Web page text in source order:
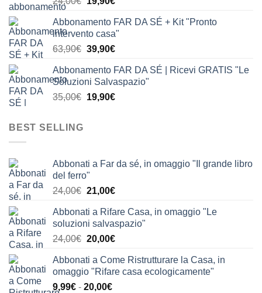
originale
era:
24,00€.
attuale
è:
19,90€.
Abbonamento FAR DA SÉ + Kit "Pronto
intervento casa"
63,90€ Il
originale
era:
63,90€.
39,90€Il
attuale
è:
39,90€.
Abbonamento FAR DA SÉ | Ricevi GRATIS "Le
Soluzioni Salvaspazio"
35,00€ Il
19,90€Il
BEST SELLING
Abbonati a Far da sé, in omaggio "Il grande libro
del ferro"
24,00€ Il
originale
era:
24,00€.
21,00€Il
attuale
è:
21,00€.
Abbonati a Rifare Casa, in omaggio "Le
soluzioni salvaspazio"
24,00€ Il
originale
era:
24,00€.
20,00€Il
attuale
è:
Abbonati a Come Ristrutturare la Casa, in
omaggio "Rifare casa ecologicamente"
9,99€ - 20,00€Fascia